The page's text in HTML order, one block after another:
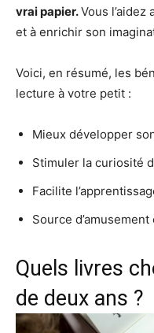
vrai papier.Vous
et à enrichir son
Voici, en résumé, les
lecture à votre petit :
Mieux développer
Stimuler la curiosité
Facilite
Source
Quels livres
de deux ans ?